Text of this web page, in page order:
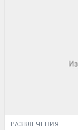
РАЗВЛЕЧЕНИЯ